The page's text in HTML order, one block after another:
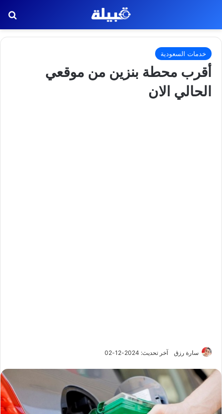
خدمات السعودية
أقرب محطة بنزين من موقعي
الحالي الان
سارة رزق آخر تحديث: 2024-12-02